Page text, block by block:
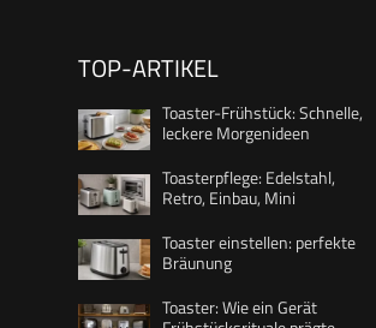
TOP-ARTIKEL
Toaster-Frühstück: Schnelle,
leckere Morgenideen
Toasterpflege: Edelstahl,
Retro, Einbau, Mini
Toaster einstellen: perfekte
Bräunung
Toaster: Wie ein Gerät